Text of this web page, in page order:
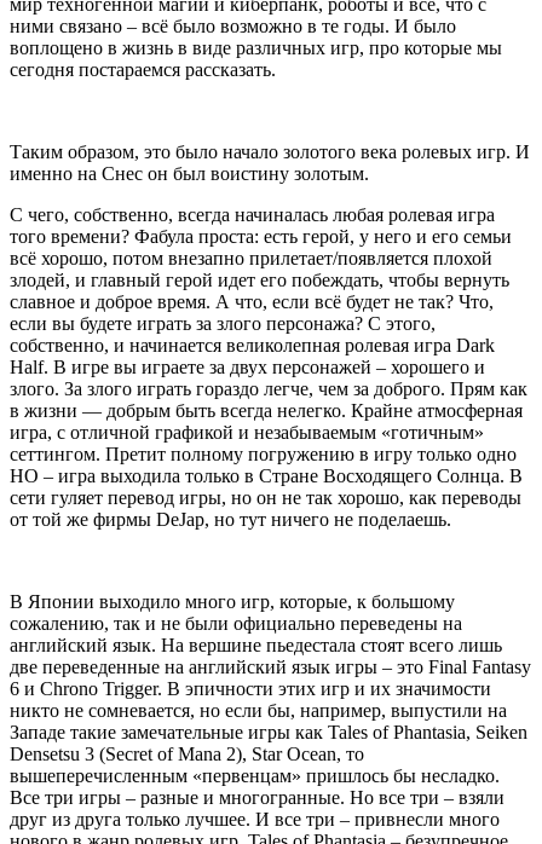
ними связано – всё было возможно в те годы. И было
воплощено в жизнь в виде различных игр, про которые мы
сегодня постараемся рассказать.
Таким образом, это было начало золотого века ролевых игр. И
именно на Снес он был воистину золотым.
С чего, собственно, всегда начиналась любая ролевая игра
того времени? Фабула проста: есть герой, у него и его семьи
всё хорошо, потом внезапно прилетает/появляется плохой
злодей, и главный герой идет его побеждать, чтобы вернуть
славное и доброе время. А что, если всё будет не так? Что,
если вы будете играть за злого персонажа? С этого,
собственно, и начинается великолепная ролевая игра Dark
Half. В игре вы играете за двух персонажей – хорошего и
злого. За злого играть гораздо легче, чем за доброго. Прям как
в жизни — добрым быть всегда нелегко. Крайне атмосферная
игра, с отличной графикой и незабываемым «готичным»
сеттингом. Претит полному погружению в игру только одно
НО – игра выходила только в Стране Восходящего Солнца. В
сети гуляет перевод игры, но он не так хорошо, как переводы
от той же фирмы DeJap, но тут ничего не поделаешь.
В Японии выходило много игр, которые, к большому
сожалению, так и не были официально переведены на
английский язык. На вершине пьедестала стоят всего лишь
две переведенные на английский язык игры – это Final Fantasy
6 и Chrono Trigger. В эпичности этих игр и их значимости
никто не сомневается, но если бы, например, выпустили на
Западе такие замечательные игры как Tales of Phantasia, Seiken
Densetsu 3 (Secret of Mana 2), Star Ocean, то
вышеперечисленным «первенцам» пришлось бы несладко.
Все три игры – разные и многогранные. Но все три – взяли
друг из друга только лучшее. И все три – привнесли много